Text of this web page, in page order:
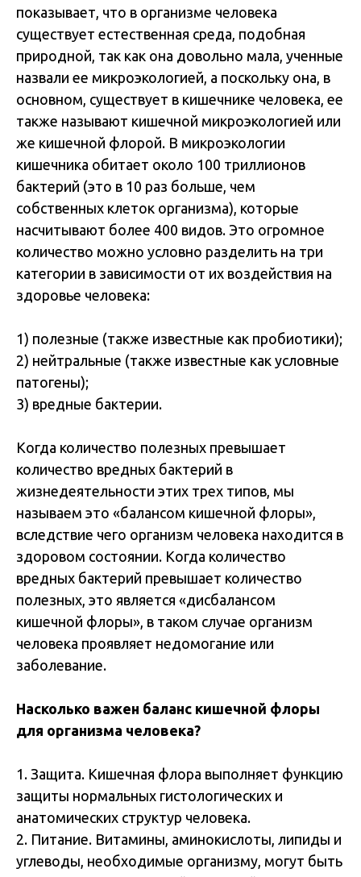
показывает, что в организме человека
существует естественная среда, подобная
природной, так как она довольно мала, ученные
назвали ее микроэкологией, а поскольку она, в
основном, существует в кишечнике человека, ее
также называют кишечной микроэкологией или
же кишечной флорой. В микроэкологии
кишечника обитает около 100 триллионов
бактерий (это в 10 раз больше, чем
собственных клеток организма), которые
насчитывают более 400 видов. Это огромное
количество можно условно разделить на три
категории в зависимости от их воздействия на
здоровье человека:
1) полезные (также известные как пробиотики);
2) нейтральные (также известные как условные
патогены);
3) вредные бактерии.
Когда количество полезных превышает
количество вредных бактерий в
жизнедеятельности этих трех типов, мы
называем это «балансом кишечной флоры»,
вследствие чего организм человека находится в
здоровом состоянии. Когда количество
вредных бактерий превышает количество
полезных, это является «дисбалансом
кишечной флоры», в таком случае организм
человека проявляет недомогание или
заболевание.
Насколько важен баланс кишечной флоры
для организма человека?
1. Защита. Кишечная флора выполняет функцию
защиты нормальных гистологических и
анатомических структур человека.
2. Питание. Витамины, аминокислоты, липиды и
углеводы, необходимые организму, могут быть